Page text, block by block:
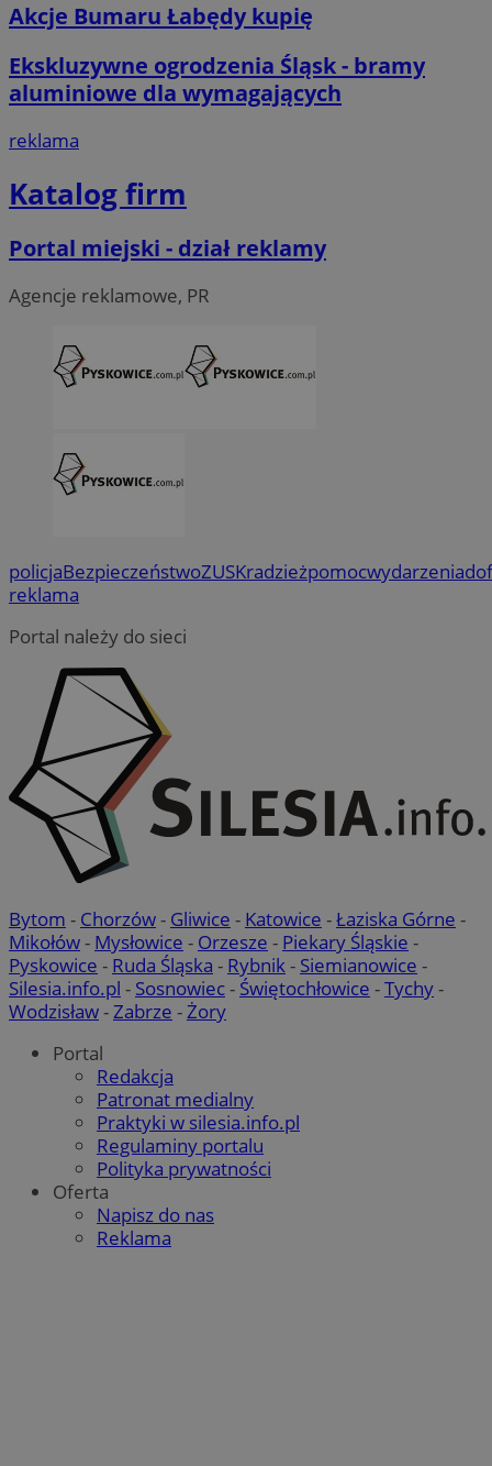
Akcje Bumaru Łabędy kupię
Ekskluzywne ogrodzenia Śląsk - bramy
aluminiowe dla wymagających
reklama
Katalog firm
Portal miejski - dział reklamy
Agencje reklamowe, PR
policjaBezpieczeństwoZUSKradzieżpomocwydarzenia
reklama
Portal należy do sieci
Bytom - Chorzów- Gliwice - Katowice -Łaziska Górne -
Mikołów- Mysłowice - Orzesze - Piekary Śląskie -
Pyskowice - Ruda Śląska - Rybnik - Siemianowice -
Silesia.info.pl - Sosnowiec- Świętochłowice -Tychy-
Wodzisław- Zabrze - Żory
Portal
Redakcja
Patronat medialny
Praktyki w silesia.info.pl
Regulaminy portalu
Polityka prywatności
Oferta
Napisz do nas
Reklama